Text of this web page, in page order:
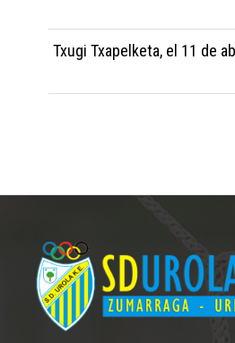
Txugi Txapelketa, el 11 de